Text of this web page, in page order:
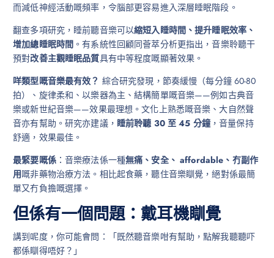
而減低神經活動嘅頻率，令腦部更容易進入深層睡眠階段。
翻查多項研究，睡前聽音樂可以縮短入睡時間、提升睡眠效率、
增加總睡眠時間 。有系統性回顧同薈萃分析更指出，音樂聆聽干
預對改善主觀睡眠品質具有中等程度嘅顯著效果。
咩類型嘅音樂最有效？ 綜合研究發現，節奏緩慢（每分鐘 60-80
拍）、旋律柔和、以樂器為主、結構簡單嘅音樂——例如古典音
樂或新世紀音樂——效果最理想。文化上熟悉嘅音樂、大自然聲
音亦有幫助。研究亦建議， 睡前聆聽 30 至 45 分鐘，音量保持
舒適，效果最佳。
最緊要嘅係：音樂療法係一種無痛、安全、 affordable、冇副作
用嘅非藥物治療方法。相比起食藥，聽住音樂瞓覺，絕對係最簡
單又冇負擔嘅選擇。
但係有一個問題：戴耳機瞓覺
講到呢度，你可能會問：「既然聽音樂咁有幫助，點解我聽聽吓
都係瞓得唔好？」